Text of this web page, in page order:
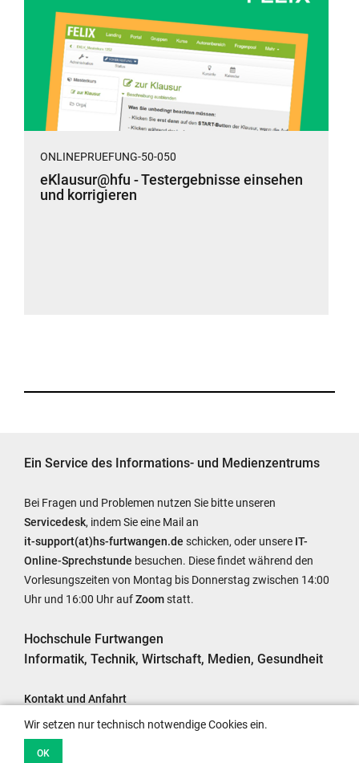
ONLINEPRUEFUNG-50-050
eKlausur@hfu - Testergebnisse einsehen
und korrigieren
Ein Service des Informations- und Medienzentrums
Bei Fragen und Problemen nutzen Sie bitte unseren
Servicedesk, indem Sie eine Mail an
it-support(at)hs-furtwangen.de schicken, oder unsere IT-
Online-Sprechstunde besuchen. Diese findet während den
Vorlesungszeiten von Montag bis Donnerstag zwischen 14:00
Uhr und 16:00 Uhr aufZoomstatt.
Hochschule Furtwangen
Informatik, Technik, Wirtschaft, Medien, Gesundheit
Kontakt und Anfahrt
Impressum
Barrierefreiheit
Datenschutzhinweise
Wir setzen nur technisch notwendige Cookies ein.
OK